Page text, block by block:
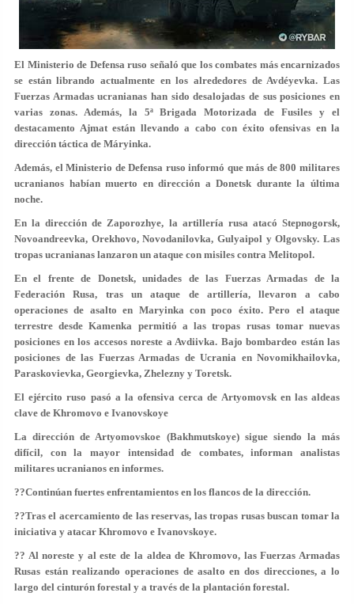
El Ministerio de Defensa ruso señaló que los combates más encarnizados
se están librando actualmente en los alrededores de Avdéyevka. Las
Fuerzas Armadas ucranianas han sido desalojadas de sus posiciones en
varias zonas. Además, la 5ª Brigada Motorizada de Fusiles y el
destacamento Ajmat están llevando a cabo con éxito ofensivas en la
dirección táctica de Máryinka.
Además, el Ministerio de Defensa ruso informó que más de 800 militares
ucranianos habían muerto en dirección a Donetsk durante la última
noche.
En la dirección de Zaporozhye, la artillería rusa atacó Stepnogorsk,
Novoandreevka, Orekhovo, Novodanilovka, Gulyaipol y Olgovsky. Las
tropas ucranianas lanzaron un ataque con misiles contra Melitopol.
En el frente de Donetsk, unidades de las Fuerzas Armadas de la
Federación Rusa, tras un ataque de artillería, llevaron a cabo
operaciones de asalto en Maryinka con poco éxito. Pero el ataque
terrestre desde Kamenka permitió a las tropas rusas tomar nuevas
posiciones en los accesos noreste a Avdiivka. Bajo bombardeo están las
posiciones de las Fuerzas Armadas de Ucrania en Novomikhailovka,
Paraskovievka, Georgievka, Zhelezny y Toretsk.
El ejército ruso pasó a la ofensiva cerca de Artyomovsk en las aldeas
clave de Khromovo e Ivanovskoye
La dirección de Artyomovskoe (Bakhmutskoye) sigue siendo la más
difícil, con la mayor intensidad de combates, informan analistas
militares ucranianos en informes.
??Continúan fuertes enfrentamientos en los flancos de la dirección.
??Tras el acercamiento de las reservas, las tropas rusas buscan tomar la
iniciativa y atacar Khromovo e Ivanovskoye.
?? Al noreste y al este de la aldea de Khromovo, las Fuerzas Armadas
Rusas están realizando operaciones de asalto en dos direcciones, a lo
largo del cinturón forestal y a través de la plantación forestal.